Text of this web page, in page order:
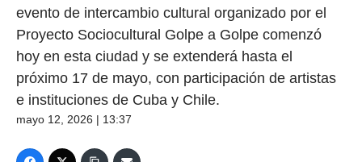
evento de intercambio cultural organizado por el
Proyecto Sociocultural Golpe a Golpe comenzó
hoy en esta ciudad y se extenderá hasta el
próximo 17 de mayo, con participación de artistas
e instituciones de Cuba y Chile.
mayo 12, 2026 | 13:37